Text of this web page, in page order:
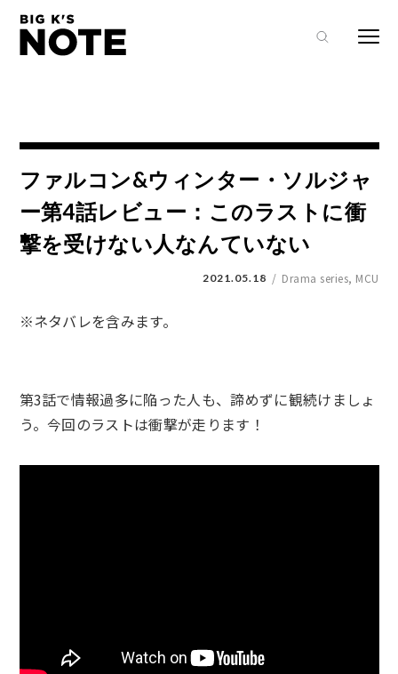
Warning: Undefined array key "attr_id" in
/home/teafactory/bigksnote.com/public_html/wp-
content/themes/bigksnote/functions.php on line7
ファルコン&ウィンター・ソルジャ
ー第4話レビュー：このラストに衝
撃を受けない人なんていない
2021.05.18 Drama series, MCU
※ネタバレを含みます。
第3話で情報過多に陥った人も、諦めずに観続けましょ
う。今回のラストは衝撃が走ります！